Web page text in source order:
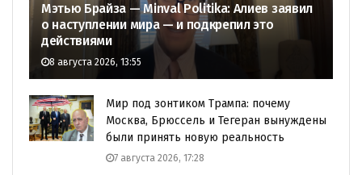
Мэтью Брайза — Minval Politika: Алиев заявил
о наступлении мира — и подкрепил это
действиями
8 августа 2026, 13:55
Мир под зонтиком Трампа: почему
Москва, Брюссель и Тегеран вынуждены
были принять новую реальность
7 августа 2026, 17:28